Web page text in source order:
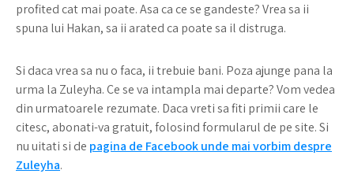
profited cat mai poate. Asa ca ce se gandeste? Vrea sa ii
spuna lui Hakan, sa ii arated ca poate sa il distruga.
Si daca vrea sa nu o faca, ii trebuie bani. Poza ajunge pana la
urma la Zuleyha. Ce se va intampla mai departe? Vom vedea
din urmatoarele rezumate. Daca vreti sa fiti primii care le
citesc, abonati-va gratuit, folosind formularul de pe site. Si
nu uitati si de pagina de Facebook unde mai vorbim despre
Zuleyha.